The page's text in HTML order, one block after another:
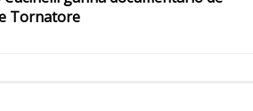
Tornatore